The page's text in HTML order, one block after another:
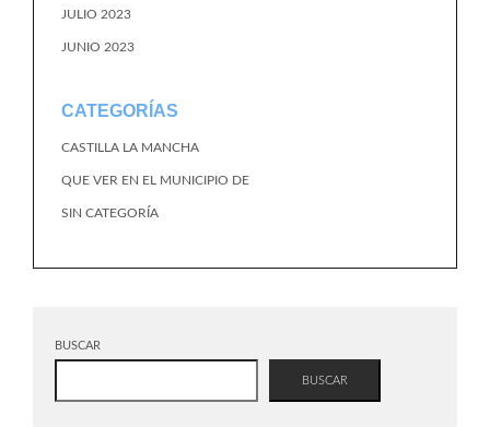
JULIO 2023
JUNIO 2023
CATEGORÍAS
CASTILLA LA MANCHA
QUE VER EN EL MUNICIPIO DE
SIN CATEGORÍA
BUSCAR
BUSCAR